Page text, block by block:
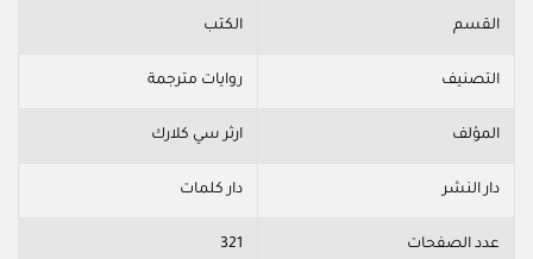
القسم الكتب
التصنيف روايات مترجمة
المؤلف ارثر سي كلارك
دار النشر دار كلمات
عدد الصفحات 321